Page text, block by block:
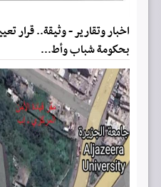
اخبار وتقارير - وثيقة.. قرار
بحكومة شباب وأط...